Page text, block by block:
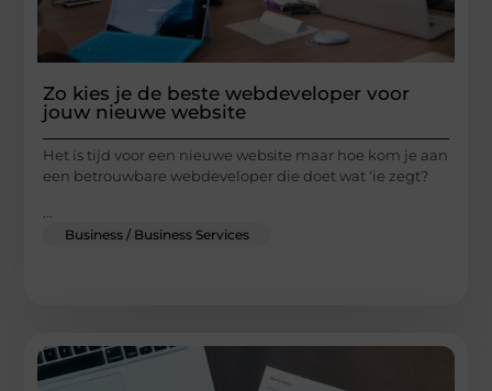
Zo kies je de beste webdeveloper voor
jouw nieuwe website
Het is tijd voor een nieuwe website maar hoe kom je aan
een betrouwbare webdeveloper die doet wat ‘ie zegt?
Business / Business Services